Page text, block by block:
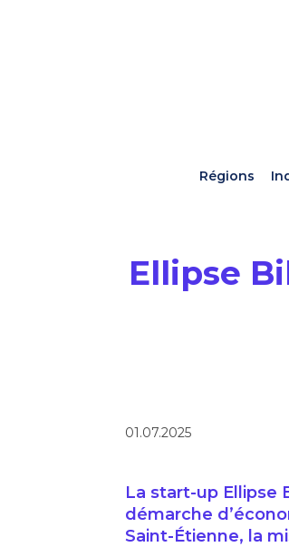
Régions
Ellipse
01.07.2025
La start-up Ellipse
démarche
Saint-Étienne, la